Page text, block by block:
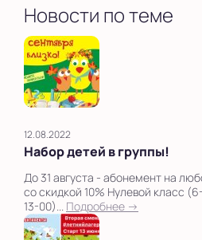
Новости по теме
12.08.2022
Набор детей в группы!
До 31 августа - абонемент на
со скидкой 10% Нулевой класс
13-00)... Подробнее →